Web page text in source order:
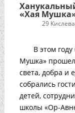
«Хая
29
В этом
Мушка»
света, добра и
собрались
детей,
школы «Ор-